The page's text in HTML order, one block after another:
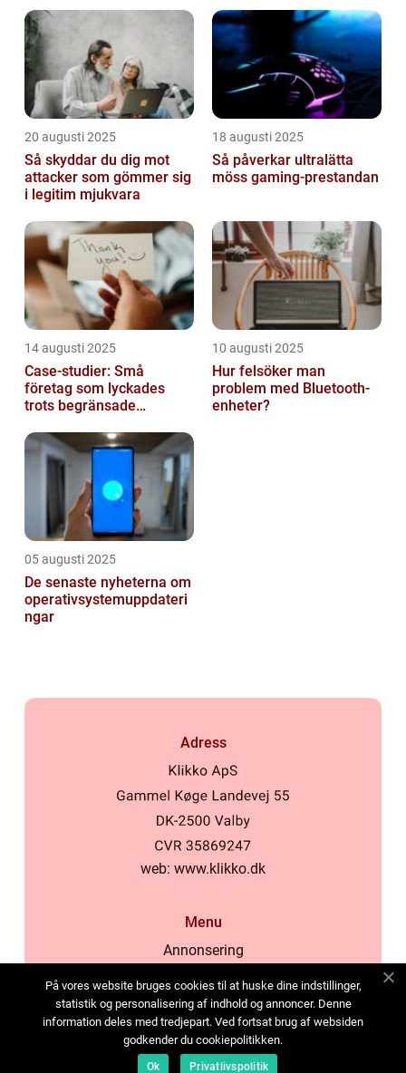
20 augusti 2025
Så skyddar du dig mot
attacker som gömmer sig
i legitim mjukvara
18 augusti 2025
Så påverkar ultralätta
möss gaming-prestandan
14 augusti 2025
Case-studier: Små
företag som lyckades
trots begränsade
10 augusti 2025
Hur felsöker man
problem med Bluetooth-
enheter?
05 augusti 2025
De senaste nyheterna om
operativsystemuppdateri
ngar
Adress
web: www.klikko.dk
Menu
Annonsering
Cookies
Kontakta oss
Sitemap
På vores website bruges cookies til at huske dine indstillinger,
statistik og personalisering af indhold og annoncer. Denne
information deles med tredjepart. Ved fortsat brug af websiden
godkender du cookiepolitikken.
Ok Privatlivspolitik